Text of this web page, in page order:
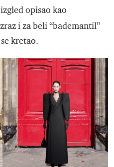
opisao kao
i za beli “bademantil”
kretao.